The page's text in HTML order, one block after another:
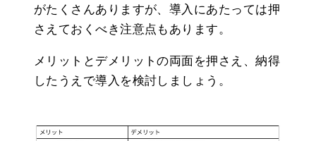
がたくさんありますが、導入にあたっては押
さえておくべき注意点もあります。
メリットとデメリットの両面を押さえ、納得
したうえで導入を検討しましょう。